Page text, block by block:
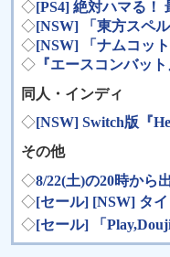
◇[PS4] 絶対ハマる！
◇[NSW] 「東方スペ
◇[NSW] 「ナムコッ
◇ 『エースコンバッ
同人・インディ
◇[NSW] Switch版『
その他
◇8/22(土)の20時から
◇[セール] [NSW] タ
◇[セール] 「